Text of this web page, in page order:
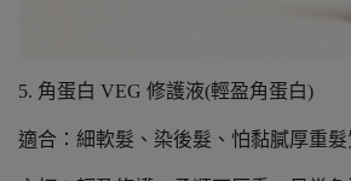
5. 角蛋白 VEG 修護液(輕盈角蛋白)
適合：細軟髮、染後髮、怕黏膩厚重髮